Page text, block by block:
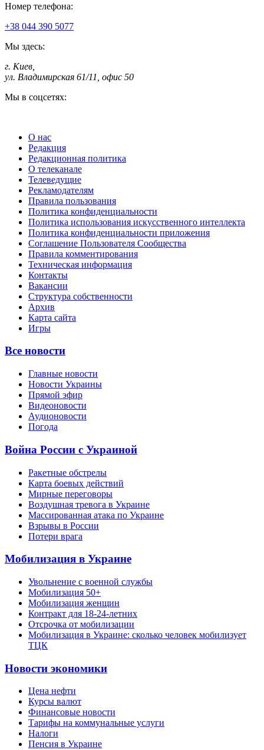
Номер телефона:
+38 044 390 5077
Мы здесь:
г. Киев
ул. Владимирская 61/11, офис 50
Мы в соцсетях:
О нас
Редакция
Редакционная политика
О телеканале
Телеведущие
Рекламодателям
Правила пользования
Политика конфиденциальности
Политика использования искусственного интеллекта
Политика конфиденциальности приложения
Соглашение Пользователя Сообщества
Правила комментирования
Техническая информация
Контакты
Вакансии
Структура собственности
Архив
Карта сайта
Игры
Все новости
Главные новости
Новости Украины
Прямой эфир
Видеоновости
Аудионовости
Погода
Война России с Украиной
Ракетные обстрелы
Карта боевых действий
Мирные переговоры
Воздушная тревога в Украине
Массированная атака по Украине
Взрывы в России
Потери врага
Мобилизация в Украине
Увольнение с военной службы
Мобилизация 50+
Мобилизация женщин
Контракт для 18-24-летних
Отсрочка от мобилизации
Мобилизация в Украине: сколько человек мобилизует
ТЦК
Новости экономики
Цена нефти
Курсы валют
Финансовые новости
Тарифы на коммунальные услуги
Налоги
Пенсия в Украине